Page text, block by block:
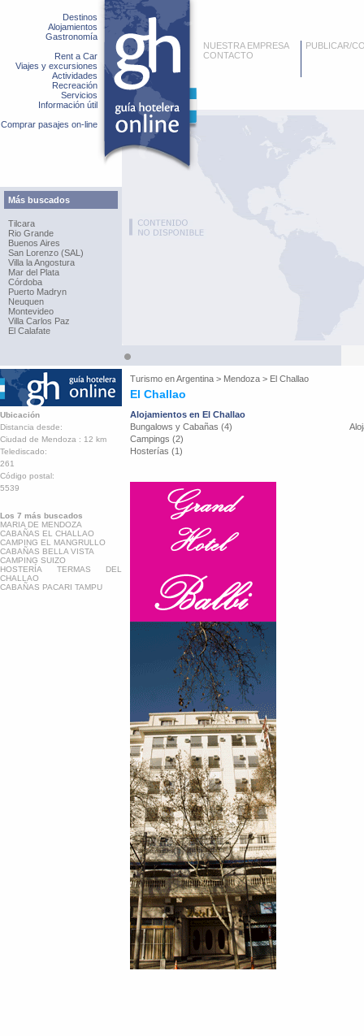
Destinos
Alojamientos
Gastronomía
Rent a Car
Viajes y excursiones
Actividades
Recreación
Servicios
Información útil
Comprar pasajes on-line
Más buscados
Tilcara
Rio Grande
Buenos Aires
San Lorenzo (SAL)
Villa la Angostura
Mar del Plata
Córdoba
Puerto Madryn
Neuquen
Montevideo
Villa Carlos Paz
El Calafate
NUESTRA EMPRESA
CONTACTO
PUBLICAR/
Turismo enArgentina > Mendoza > El Challao
El Challao
Ubicación
Distancia desde:
Ciudad de Mendoza : 12 km
Telediscado:
261
Código postal:
5539
Los 7 más buscados
MARIA DE MENDOZA
CABAÑAS EL CHALLAO
CAMPING EL MANGRULLO
CABAÑAS BELLA VISTA
CAMPING SUIZO
HOSTERÍA TERMAS DEL
CHALLAO
CABAÑAS PACARI TAMPU
Alojamientos en El Challao
Bungalows y Cabañas (4)
Campings (2)
Hosterías (1)